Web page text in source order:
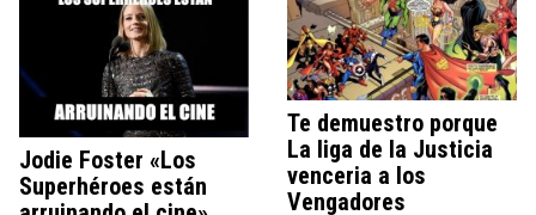
Jodie Foster «Los
Superhéroes están
Te demuestro porque
La liga de la Justicia
venceria a los
Vengadores